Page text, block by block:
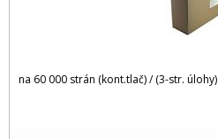
na 60 000 strán (kont.tlač) / (3-str. úlohy)